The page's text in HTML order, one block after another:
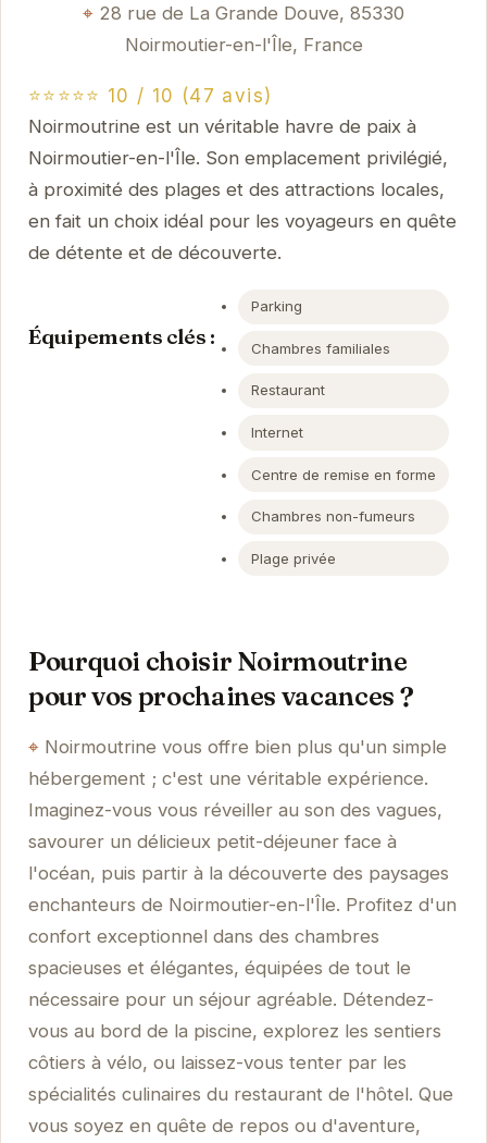
28 rue de La Grande Douve, 85330
Noirmoutier-en-l'Île, France
⭐⭐⭐⭐⭐ 10 / 10 (47 avis)
Noirmoutrine est un véritable havre de paix à
Noirmoutier-en-l'Île. Son emplacement privilégié,
à proximité des plages et des attractions locales,
en fait un choix idéal pour les voyageurs en quête
de détente et de découverte.
Équipements clés :
Parking
Chambres familiales
Restaurant
Internet
Centre de remise en forme
Chambres non-fumeurs
Plage privée
Pourquoi choisir Noirmoutrine
pour vos prochaines vacances ?
Noirmoutrine vous offre bien plus qu'un simple
hébergement ; c'est une véritable expérience.
Imaginez-vous vous réveiller au son des vagues,
savourer un délicieux petit-déjeuner face à
l'océan, puis partir à la découverte des paysages
enchanteurs de Noirmoutier-en-l'Île. Profitez d'un
confort exceptionnel dans des chambres
spacieuses et élégantes, équipées de tout le
nécessaire pour un séjour agréable. Détendez-
vous au bord de la piscine, explorez les sentiers
côtiers à vélo, ou laissez-vous tenter par les
spécialités culinaires du restaurant de l'hôtel. Que
vous soyez en quête de repos ou d'aventure,